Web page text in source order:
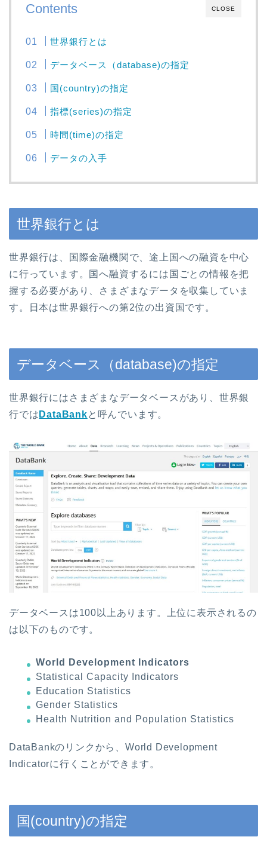
CLOSE
Contents
世界銀行とは
データベース（database)の指定
国(country)の指定
指標(series)の指定
時間(time)の指定
データの入手
世界銀行とは
世界銀行は、国際金融機関で、途上国への融資を中心
に行っています。国へ融資するには国ごとの情報を把
握する必要があり、さまざまなデータを収集していま
す。日本は世界銀行への第2位の出資国です。
データベース（database)の指定
世界銀行にはさまざまなデータベースがあり、世界銀
行では DataBankと呼んでいます。
データベースは100以上あります。上位に表示されるの
は以下のものです。
World Development Indicators
Statistical Capacity Indicators
Education Statistics
Gender Statistics
Health Nutrition and Population Statistics
DataBankのリンクから、World Development
Indicatorに行くことができます。
国(country)の指定